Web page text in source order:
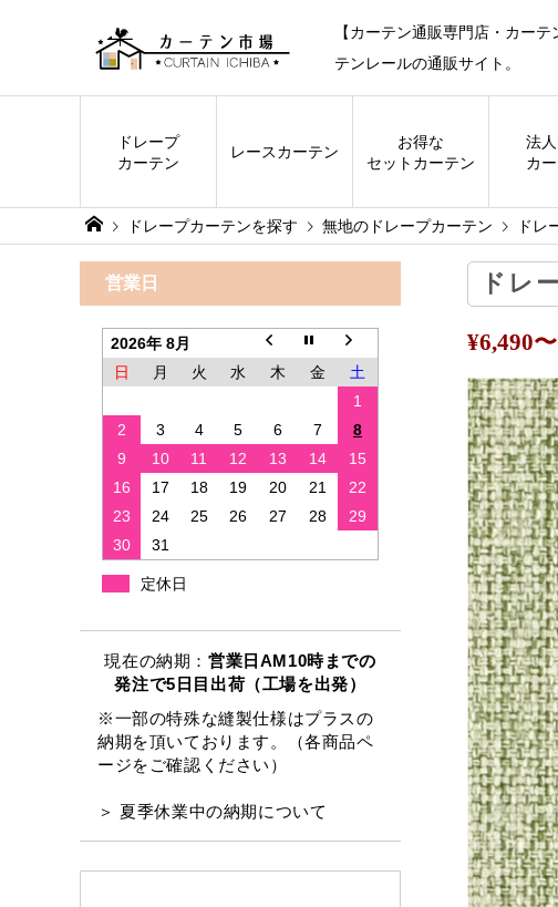
【カーテン通販専門店・カー
テンレールの通販サイト。
ドレープ
カーテン
レースカーテン
お得な
セットカーテン
法
カ
ドレープカーテンを探す 無地のドレープカーテン ドレ
ドレ
¥6,490
営業日
2026年 8月
日
月 火 水 木 金
土
1
2
3 4 5 6 7
8
9
10 11 12 13 14
15
16
17 18 19 20 21
22
23
24 25 26 27 28
29
30
31
定休日
現在の納期： 営業日AM10時までの
発注で5日目出荷（工場を出発）
※一部の特殊な縫製仕様はプラスの
納期を頂いております。（各商品ペ
ージをご確認ください）
＞ 夏季休業中の納期について